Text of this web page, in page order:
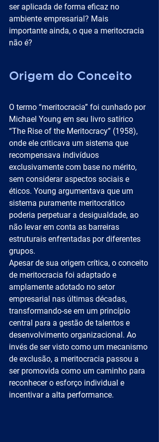
ser aplicada de forma eficaz no
ambiente empresarial? Mais
importante ainda, o que a meritocracia
não é?
Origem do Conceito
O termo “meritocracia” foi cunhado por
Michael Young em seu livro satírico
“The Rise of the Meritocracy” (1958),
onde ele criticava um sistema que
recompensava indivíduos
exclusivamente com base no mérito,
sem considerar aspectos sociais e
éticos. Young argumentava que um
sistema puramente meritocrático
poderia perpetuar a desigualdade, ao
não levar em conta as barreiras
estruturais enfrentadas por diferentes
grupos.
Apesar de sua origem crítica, o conceito
de meritocracia foi adaptado e
amplamente adotado no setor
empresarial nas últimas décadas,
transformando-se em um princípio
central para a gestão de talentos e
desenvolvimento organizacional. Ao
invés de ser visto como um mecanismo
de exclusão, a meritocracia passou a
ser promovida como um caminho para
reconhecer o esforço individual e
incentivar a alta performance.